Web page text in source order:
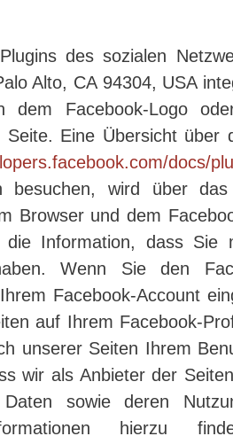
des sozialen
Alto, CA 94304, USA
Facebook-Logo
Seite. Eine Übersicht über
docs/
besuchen, wird über
Browser und dem
die Information, dass Sie
Wenn Sie den
Facebook-Account
auf Ihrem Facebook-
unserer Seiten Ihrem
wir als Anbieter der
sowie deren
hierzu